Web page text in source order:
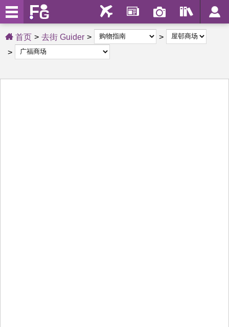
首页 去街 Guider